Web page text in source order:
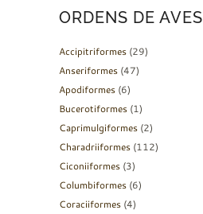
ORDENS DE AVES
Accipitriformes (29)
Anseriformes (47)
Apodiformes (6)
Bucerotiformes (1)
Caprimulgiformes (2)
Charadriiformes (112)
Ciconiiformes (3)
Columbiformes (6)
Coraciiformes (4)